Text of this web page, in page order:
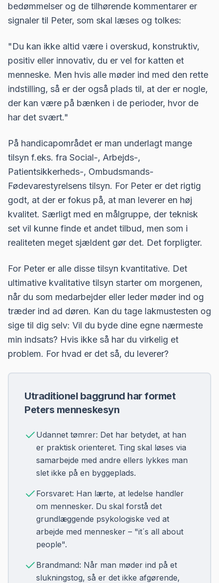
bedømmelser og de tilhørende kommentarer er
signaler til Peter, som skal læses og tolkes:
"Du kan ikke altid være i overskud, konstruktiv,
positiv eller innovativ, du er vel for katten et
menneske. Men hvis alle møder ind med den rette
indstilling, så er der også plads til, at der er nogle,
der kan være på bænken i de perioder, hvor de
har det svært."
På handicapområdet er man underlagt mange
tilsyn f.eks. fra Social-, Arbejds-,
Patientsikkerheds-, Ombudsmands-
Fødevarestyrelsens tilsyn. For Peter er det rigtig
godt, at der er fokus på, at man leverer en høj
kvalitet. Særligt med en målgruppe, der teknisk
set vil kunne finde et andet tilbud, men som i
realiteten meget sjældent gør det. Det forpligter.
For Peter er alle disse tilsyn kvantitative. Det
ultimative kvalitative tilsyn starter om morgenen,
når du som medarbejder eller leder møder ind og
træder ind ad døren. Kan du tage lakmustesten og
sige til dig selv: Vil du byde dine egne nærmeste
min indsats? Hvis ikke så har du virkelig et
problem. For hvad er det så, du leverer?
Utraditionel baggrund har formet
Peters menneskesyn
Udannet tømrer: Det har betydet, at han
er praktisk orienteret. Ting skal løses via
samarbejde med andre ellers lykkes man
slet ikke på en byggeplads.
Forsvaret: Han lærte, at ledelse handler
om mennesker. Du skal forstå det
grundlæggende psykologiske ved at
arbejde med mennesker – "it´s all about
people".
Brandmand: Når man møder ind på et
slukningstog, så er det ikke afgørende,